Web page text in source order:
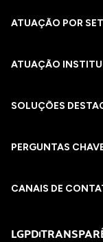
ATUAÇÃO POR
ATUAÇÃO
SOLUÇÕES
PERGUNTAS
CANAIS DE
LGPD